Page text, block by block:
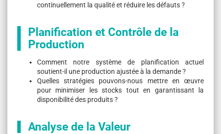
continuellement la qualité et réduire les défauts ?
Planification et Contrôle de la
Production
Comment notre système de planification actuel
soutient-il une production ajustée à la demande ?
Quelles stratégies pouvons-nous mettre en œuvre
pour minimiser les stocks tout en garantissant la
disponibilité des produits ?
Analyse de la Valeur